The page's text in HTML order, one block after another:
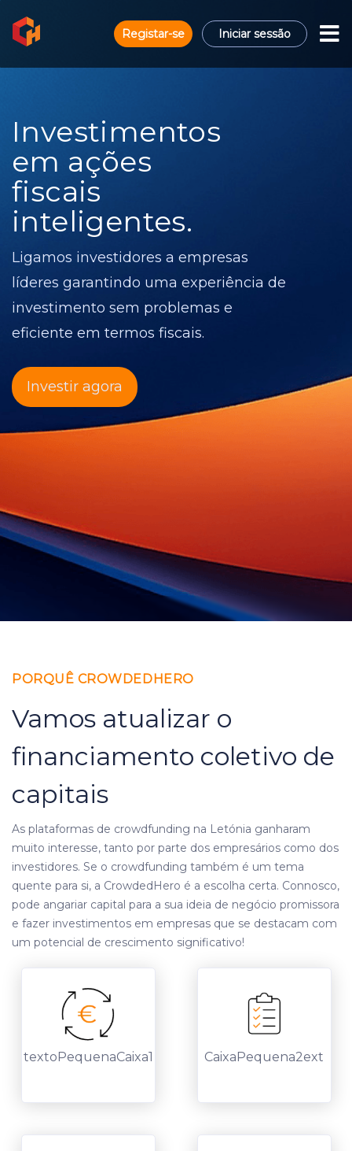
Registar-se Iniciar sessão
Investimentos
em ações
fiscais
inteligentes.
Ligamos investidores a empresas
líderes garantindo uma experiência de
investimento sem problemas e
eficiente em termos fiscais.
Investir agora
PORQUÊ CROWDEDHERO
Vamos atualizar o
financiamento coletivo de
capitais
As plataformas de crowdfunding na Letónia ganharam
muito interesse, tanto por parte dos empresários como dos
investidores. Se o crowdfunding também é um tema
quente para si, a CrowdedHero é a escolha certa. Connosco,
pode angariar capital para a sua ideia de negócio promissora
e fazer investimentos em empresas que se destacam com
um potencial de crescimento significativo!
textoPequenaCaixa1 CaixaPequena2ext